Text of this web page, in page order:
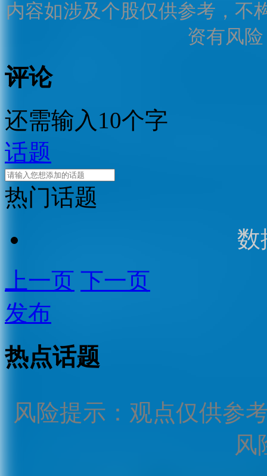
内容如涉及个股仅供参考，不
资有风
评论
还需输入10个字
话题
热门话题
数
上一页 下一页
发布
热点话题
风险提示：观点仅供参
风